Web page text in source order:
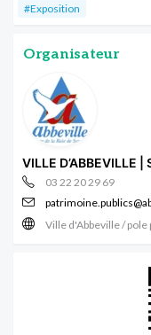
#Exposition
Organisateur
VILLE D’ABBEVILLE |
03 22 20 29 69
Ville d'Abbeville /